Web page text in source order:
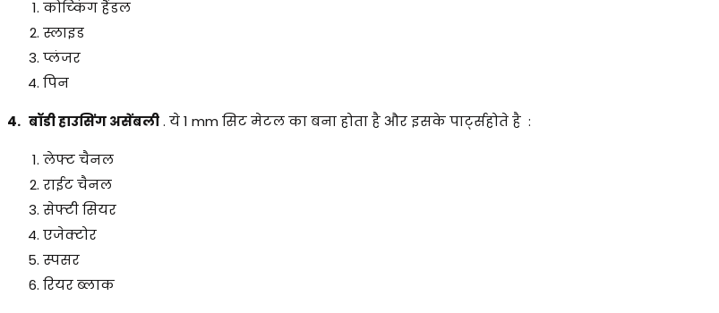
कोच्किंग हैंडल
स्लाइड
प्लंजर
पिन
4. बॉडी हाउसिंग असेंबली. ये 1 mm सिट मेटल का बना होता है और इसके पार्ट्सहोते है :
लेफ्ट चैनल
राईट चैनल
सेफ्टी सियर
एजेक्टोर
स्पसर
रियर ब्लाक